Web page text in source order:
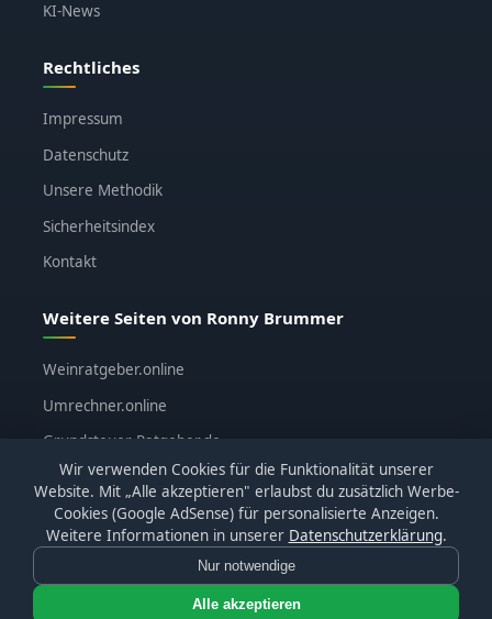
KI-News
Rechtliches
Impressum
Datenschutz
Unsere Methodik
Sicherheitsindex
Kontakt
Weitere Seiten von Ronny Brummer
Weinratgeber.online
Umrechner.online
Grundsteuer-Ratgeber.de
ronnybrummer.de
KI-Katalog.de· Alle Bewertungen basieren auf
eigenen Tests · Affiliate-Links sind gekennzeichnet
Wir verwenden Cookies für die Funktionalität unserer
Website. Mit „Alle akzeptieren" erlaubst du zusätzlich Werbe-
Cookies (Google AdSense) für personalisierte Anzeigen.
Weitere Informationen in unserer Datenschutzerklärung.
Nur notwendige
Alle akzeptieren